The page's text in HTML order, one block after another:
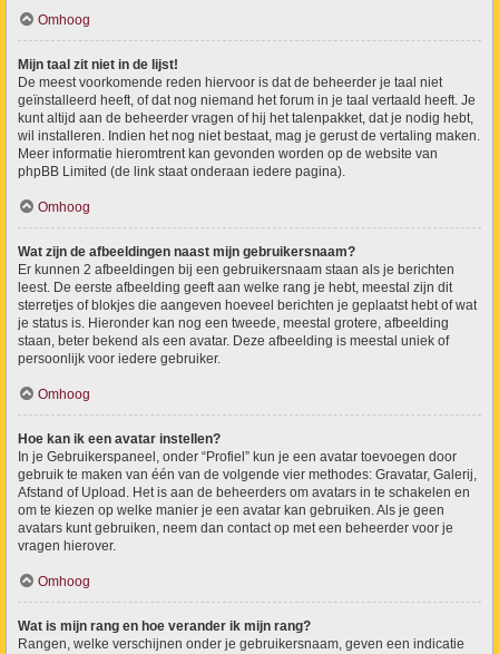
Omhoog
Mijn taal zit niet in de lijst!
De meest voorkomende reden hiervoor is dat de beheerder je taal niet
geïnstalleerd heeft, of dat nog niemand het forum in je taal vertaald heeft. Je
kunt altijd aan de beheerder vragen of hij het talenpakket, dat je nodig hebt,
wil installeren. Indien het nog niet bestaat, mag je gerust de vertaling maken.
Meer informatie hieromtrent kan gevonden worden op de website van
phpBB Limited (de link staat onderaan iedere pagina).
Omhoog
Wat zijn de afbeeldingen naast mijn gebruikersnaam?
Er kunnen 2 afbeeldingen bij een gebruikersnaam staan als je berichten
leest. De eerste afbeelding geeft aan welke rang je hebt, meestal zijn dit
sterretjes of blokjes die aangeven hoeveel berichten je geplaatst hebt of wat
je status is. Hieronder kan nog een tweede, meestal grotere, afbeelding
staan, beter bekend als een avatar. Deze afbeelding is meestal uniek of
persoonlijk voor iedere gebruiker.
Omhoog
Hoe kan ik een avatar instellen?
In je Gebruikerspaneel, onder “Profiel” kun je een avatar toevoegen door
gebruik te maken van één van de volgende vier methodes: Gravatar, Galerij,
Afstand of Upload. Het is aan de beheerders om avatars in te schakelen en
om te kiezen op welke manier je een avatar kan gebruiken. Als je geen
avatars kunt gebruiken, neem dan contact op met een beheerder voor je
vragen hierover.
Omhoog
Wat is mijn rang en hoe verander ik mijn rang?
Rangen, welke verschijnen onder je gebruikersnaam, geven een indicatie